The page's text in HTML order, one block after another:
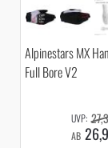
Alpinestars MX
Full Bore V2
AB